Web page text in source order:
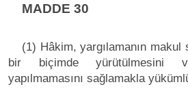
MADDE 30
(1) Hâkim, yargılamanın
bir biçimde yürütülmesini
yapılmamasını sağlamakla